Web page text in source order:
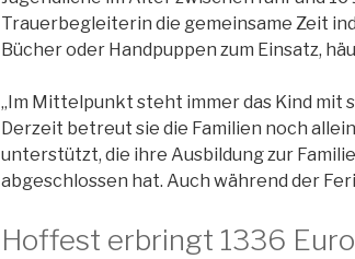
Trauerbegleiterin die gemeinsame Zeit
Bücher oder Handpuppen zum Einsatz,
„Im Mittelpunkt steht immer das Kind mit
Derzeit betreut sie die Familien noch
unterstützt, die ihre Ausbildung zur
abgeschlossen hat. Auch während der
Hoffest erbringt 1336 Euro